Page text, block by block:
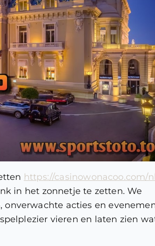
https://casinowonacoo.com/
in het zonnetje te zetten. We
acties en
vieren en laten zien